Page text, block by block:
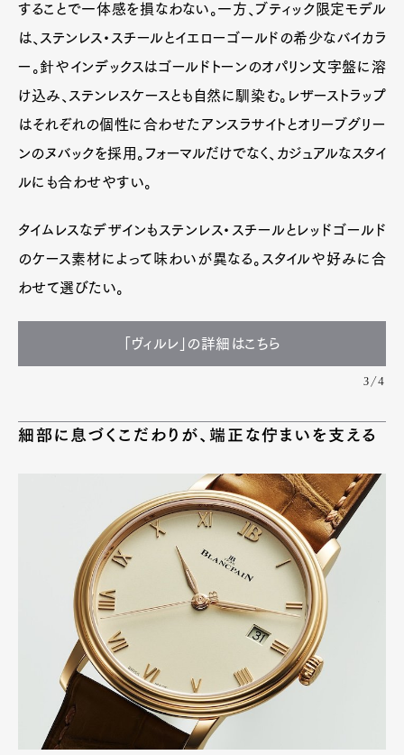
することで一体感を損なわない。一方、ブティック限定モデル
は、ステンレス・スチールとイエローゴールドの希少なバイカラ
ー。針やインデックスはゴールドトーンのオパリン文字盤に溶
け込み、ステンレスケースとも自然に馴染む。レザーストラップ
はそれぞれの個性に合わせたアンスラサイトとオリーブグリー
ンのヌバックを採用。フォーマルだけでなく、カジュアルなスタイ
ルにも合わせやすい。
タイムレスなデザインもステンレス・スチールとレッドゴールド
のケース素材によって味わいが異なる。スタイルや好みに合
わせて選びたい。
「ヴィルレ」の詳細はこちら
3/4
細部に息づくこだわりが、端正な佇まいを支える